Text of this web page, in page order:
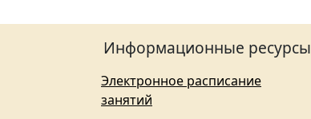
Информационные ресурсы
Электронное расписание
занятий